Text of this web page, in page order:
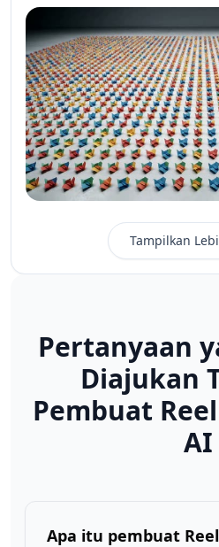
Tampilkan
Pertanyaan
Diajukan
Pembuat
AI
Apa itu pembuat